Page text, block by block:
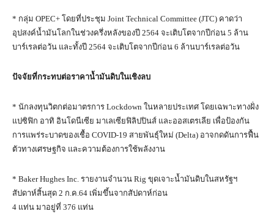
* กลุ่ม OPEC+ โดยที่ประชุม Joint Technical Committee (JTC) คาดว่า
อุปสงค์น้ำมันโลกในช่วงครึ่งหลังของปี 2564 จะเติบโตจากปีก่อน 5 ล้าน
บาร์เรลต่อวัน และทั้งปี 2564 จะเติบโตจากปีก่อน 6 ล้านบาร์เรลต่อวัน
ปัจจัยที่กระทบต่อราคาน้ำมันดิบในเชิงลบ
* นักลงทุนวิตกต่อมาตรการ Lockdown ในหลายประเทศ โดยเฉพาะทางฝั่ง
แปซิฟิก อาทิ อินโดนีเซีย มาเลเซียฟิลิปปินส์ และออสเตรเลีย เพื่อป้องกัน
การแพร่ระบาดของเชื้อ COVID-19 สายพันธุ์ใหม่ (Delta) อาจกดดันการฟื้น
ตัวทางเศรษฐกิจ และความต้องการใช้พลังงาน
* Baker Hughes Inc. รายงานจำนวน Rig ขุดเจาะน้ำมันดิบในสหรัฐฯ
สัปดาห์สิ้นสุด 2 ก.ค.64 เพิ่มขึ้นจากสัปดาห์ก่อน
4 แท่น มาอยู่ที่ 376 แท่น